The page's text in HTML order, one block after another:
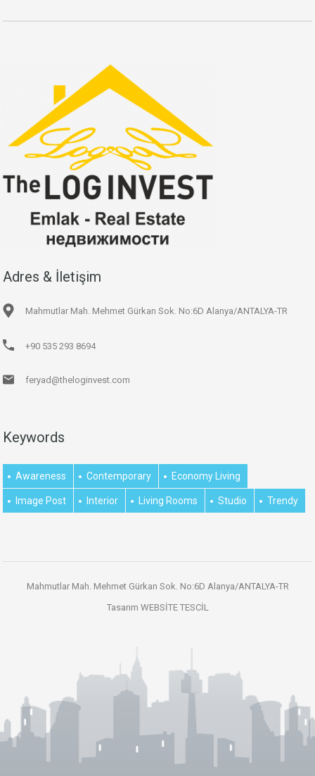
Adres & İletişim
Mahmutlar Mah. Mehmet Gürkan Sok. No:6D Alanya/ANTALYA-TR
+90 535 293 8694
feryad@theloginvest.com
Keywords
Awareness Contemporary Economy Living
Image Post Interior Living Rooms Studio Trendy
Mahmutlar Mah. Mehmet Gürkan Sok. No:6D Alanya/ANTALYA-TR
Tasarım WEBSİTE TESCİL